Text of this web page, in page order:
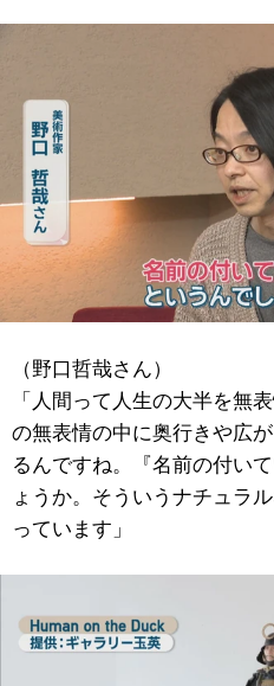
（野口哲哉さん）
「人間って人生の大半を無
の無表情の中に奥行きや広
るんですね。『名前の付い
ょうか。そういうナチュラ
っています」